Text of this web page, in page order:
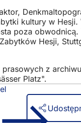
kultury w
poza
Hesji,
z
Platz".